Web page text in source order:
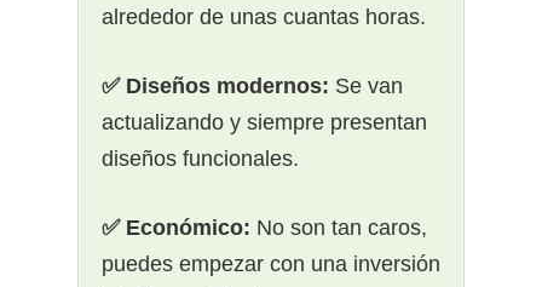
alrededor de unas cuantas horas.
✅ Diseños modernos: Se van
actualizando y siempre presentan
diseños funcionales.
✅ Económico: No son tan caros,
puedes empezar con una inversión